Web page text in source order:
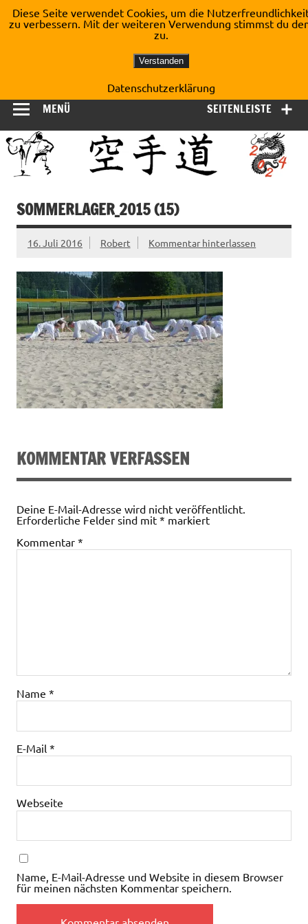
Inhalt
springen
Shotokan Karate Dojo
Kirchberg e.V.
SEITENLEISTE
MENÜ
SOMMERLAGER_2015 (15)
16. Juli 2016 Robert Kommentar hinterlassen
KOMMENTAR VERFASSEN
Deine E-Mail-Adresse wird nicht veröffentlicht.
Erforderliche Felder sind mit * markiert
Kommentar *
Name *
E-Mail *
Webseite
Name, E-Mail-Adresse und Website in diesem Browser
für meinen nächsten Kommentar speichern.
Diese Seite verwendet Cookies, um die
zu verbessern. Mit der weiteren Verwendung stimmst du
zu.
Verstanden
Datenschutzerklärung